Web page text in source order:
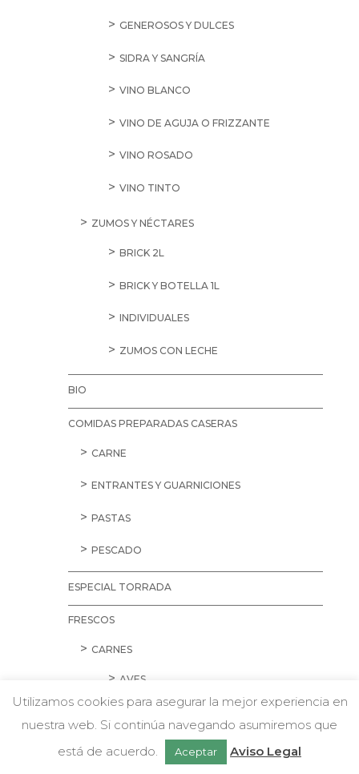
GENEROSOS Y DULCES
SIDRA Y SANGRÍA
VINO BLANCO
VINO DE AGUJA O FRIZZANTE
VINO ROSADO
VINO TINTO
ZUMOS Y NÉCTARES
BRICK 2L
BRICK Y BOTELLA 1L
INDIVIDUALES
ZUMOS CON LECHE
BIO
COMIDAS PREPARADAS CASERAS
CARNE
ENTRANTES Y GUARNICIONES
PASTAS
PESCADO
ESPECIAL TORRADA
FRESCOS
CARNES
AVES
CARNE PICADA
CERDO w Chatea con nosotros
Utilizamos cookies para asegurar la mejor experiencia en
nuestra web. Si continúa navegando asumiremos que
está de acuerdo.
Aceptar Aviso Legal